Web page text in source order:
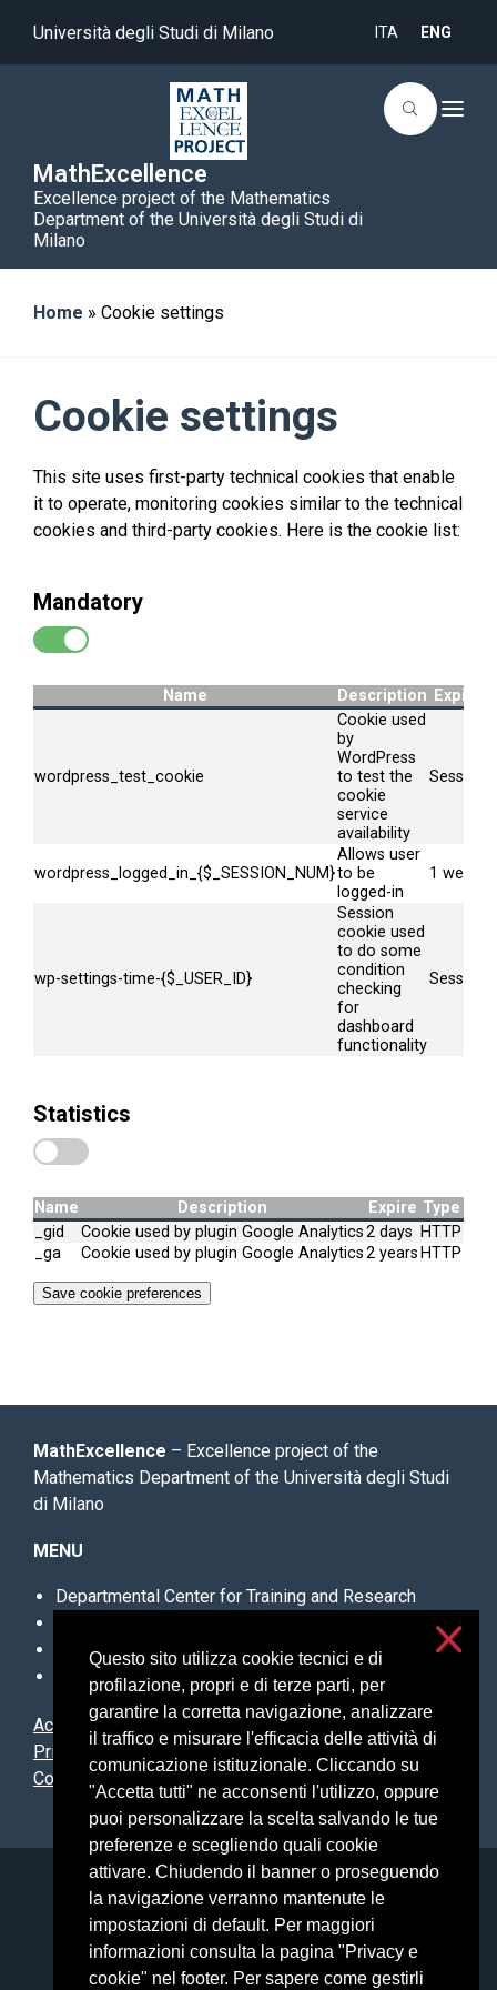
Questo sito utilizza cookie tecnici e di
profilazione, propri e di terze parti, per
garantire la corretta navigazione, analizzare
il traffico e misurare l'efficacia delle attività di
comunicazione istituzionale. Cliccando su
"Accetta tutti" ne acconsenti l'utilizzo, oppure
puoi personalizzare la scelta salvando le tue
preferenze e scegliendo quali cookie
attivare. Chiudendo il banner o proseguendo
la navigazione verranno mantenute le
impostazioni di default. Per maggiori
informazioni consulta la pagina "Privacy e
cookie" nel footer. Per sapere come gestirli
Università degli Studi di Milano ITA ENG
MathExcellence
Excellence project of the Mathematics
Department of the Università degli Studi di
Milano
T
i
Home » Cookie settings
Cookie settings
This site uses first-party technical cookies that enable
it to operate, monitoring cookies similar to the technical
cookies and third-party cookies. Here is the cookie list:
Mandatory
Name Description Expire
wordpress_test_cookie
Cookie used
by
WordPress
to test the
cookie
service
availability
Session
wordpress_logged_in_{$_SESSION_NUM}
Allows user
to be
logged-in
1 week
wp-settings-time-{$_USER_ID}
Session
cookie used
to do some
condition
checking
for
dashboard
functionality
Session
Statistics
Name Description Expire Type
_gid
Cookie used by plugin Google Analytics2 days HTTP
_ga
Cookie used by plugin Google Analytics2 years HTTP
Save cookie preferences
MathExcellence – Excellence project of the
Mathematics Department of the Università degli Studi
di Milano
MENU
Departmental Center for Training and Research
Steering Committee
Work with us
Accessibilità
Privacy and cookies
Cookie settings
Università degli Studi di Milano
Via Festa del Perdono, 7 - 20122 Milano
Posta Elettronica Certificata